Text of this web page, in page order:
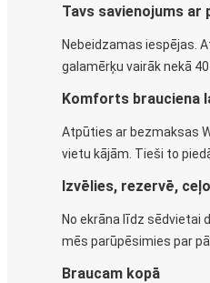
Tavs savienojums ar
Nebeidzamas iespējas.
galamērķu vairāk nekā
Komforts brauciena
Atpūties ar bezmaksas
vietu kājām. Tieši to
Izvēlies, rezervē, ceļo
No ekrāna līdz sēdvietai
mēs parūpēsimies par
Braucam kopā